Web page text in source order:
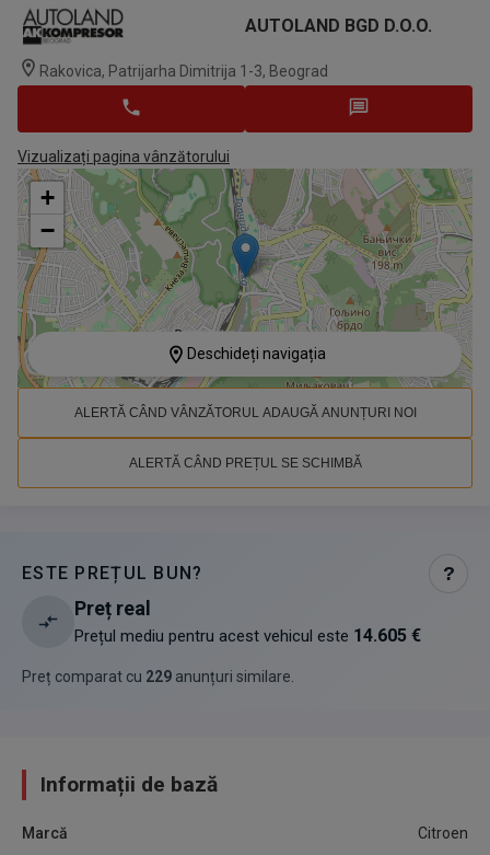
AUTOLAND BGD D.o.o.
Rakovica, Patrijarha Dimitrija 1-3, Beograd
Vizualizați pagina vânzătorului
+
−
Deschideți navigația
ALERTĂ CÂND VÂNZĂTORUL ADAUGĂ ANUNȚURI NOI
ALERTĂ CÂND PREȚUL SE SCHIMBĂ
ESTE PREȚUL BUN? ?
Preț real
Prețul mediu pentru acest vehicul este 14.605 €
Preț comparat cu 229 anunțuri similare
Informații de bază
Marcă
Citroen